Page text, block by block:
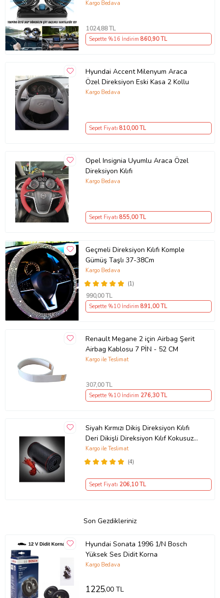
Soğutucu Fan 360° Dönebilen 12V
Kargo Bedava
1024,88 TL
Sepette %16 İndirim 860,90 TL
Hyundai Accent Milenyum Araca
Özel Direksiyon Eski Kasa 2 Kollu
Kargo Bedava
Sepet Fiyatı 810,00 TL
Opel Insignia Uyumlu Araca Özel
Direksiyon Kılıfı
Kargo Bedava
Sepet Fiyatı 855,00 TL
Geçmeli Direksiyon Kılıfı Komple
Gümüş Taşlı 37-38Cm
(1)
Kargo Bedava
990,00 TL
Sepette %10 İndirim 891,00 TL
Renault Megane 2 için Airbag Şerit
Airbag Kablosu 7 PİN - 52 CM
Kargo ile Teslimat
307,00 TL
Sepette %10 İndirim 276,30 TL
Siyah Kırmızı Dikiş Direksiyon Kılıfı
Deri Dikişli Direksiyon Kılıf Kokusuz
Kılıf
(4)
Kargo ile Teslimat
Sepet Fiyatı 206,10 TL
Son Gezdikleriniz
Hyundai Sonata 1996 1/N Bosch
Yüksek Ses Didit Korna
Kargo Bedava
1225,00 TL